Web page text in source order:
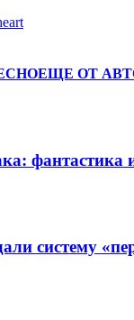
ЕЩЕ ОТ
систему